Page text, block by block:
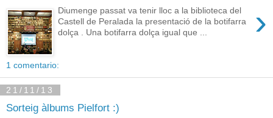
›
Diumenge passat va tenir lloc a la biblioteca del
Castell de Peralada la presentació de la botifarra
dolça . Una botifarra dolça igual que ...
1 comentario:
21/11/13
Sorteig àlbums Pielfort :)